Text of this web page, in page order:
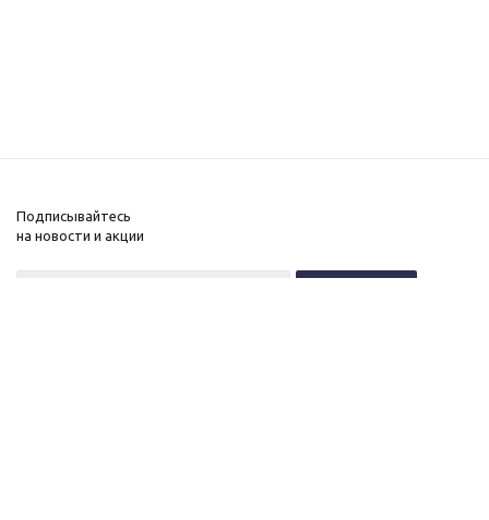
Подписывайтесь
на новости и акции